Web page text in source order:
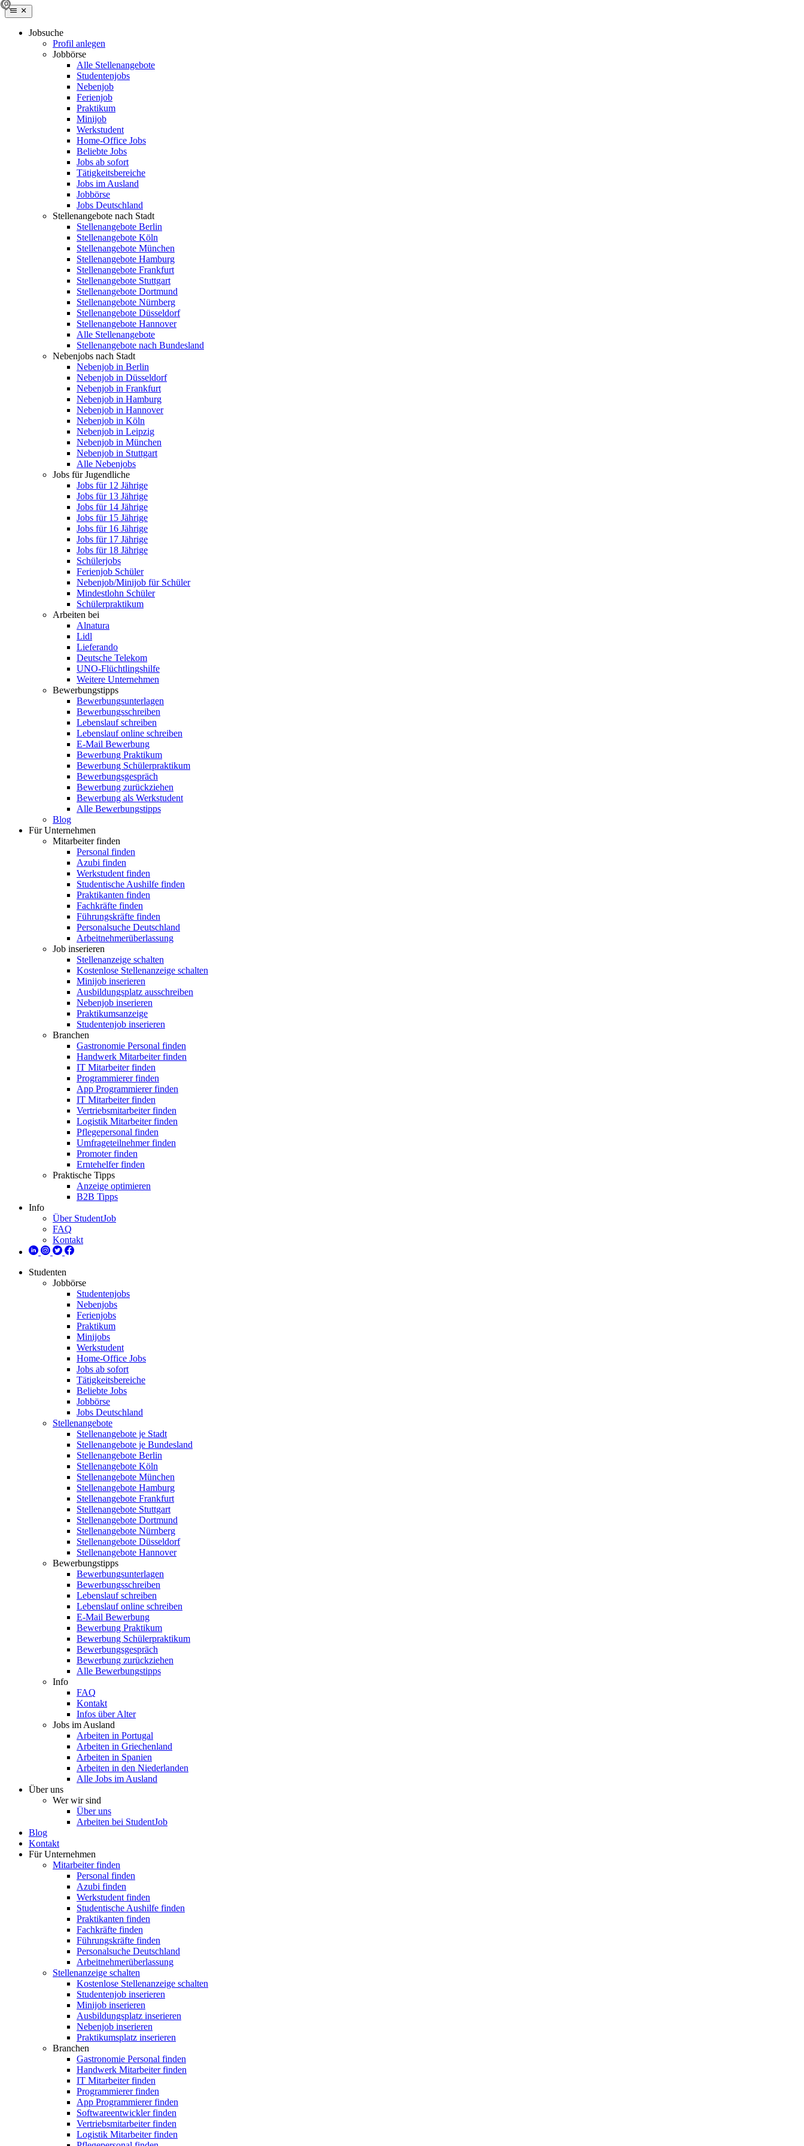
Jobsuche
Profil anlegen
Jobbörse
Alle Stellenangebote
Studentenjobs
Nebenjob
Ferienjob
Praktikum
Minijob
Werkstudent
Home-Office Jobs
Beliebte Jobs
Jobs ab sofort
Tätigkeitsbereiche
Jobs im Ausland
Jobbörse
Jobs Deutschland
Stellenangebote nach Stadt
Stellenangebote Berlin
Stellenangebote Köln
Stellenangebote München
Stellenangebote Hamburg
Stellenangebote Frankfurt
Stellenangebote Stuttgart
Stellenangebote Dortmund
Stellenangebote Nürnberg
Stellenangebote Düsseldorf
Stellenangebote Hannover
Alle Stellenangebote
Stellenangebote nach Bundesland
Nebenjobs nach Stadt
Nebenjob in Berlin
Nebenjob in Düsseldorf
Nebenjob in Frankfurt
Nebenjob in Hamburg
Nebenjob in Hannover
Nebenjob in Köln
Nebenjob in Leipzig
Nebenjob in München
Nebenjob in Stuttgart
Alle Nebenjobs
Jobs für Jugendliche
Jobs für 12 Jährige
Jobs für 13 Jährige
Jobs für 14 Jährige
Jobs für 15 Jährige
Jobs für 16 Jährige
Jobs für 17 Jährige
Jobs für 18 Jährige
Schülerjobs
Ferienjob Schüler
Nebenjob/Minijob für Schüler
Mindestlohn Schüler
Schülerpraktikum
Arbeiten bei
Alnatura
Lidl
Lieferando
Deutsche Telekom
UNO-Flüchtlingshilfe
Weitere Unternehmen
Bewerbungstipps
Bewerbungsunterlagen
Bewerbungsschreiben
Lebenslauf schreiben
Lebenslauf online schreiben
E-Mail Bewerbung
Bewerbung Praktikum
Bewerbung Schülerpraktikum
Bewerbungsgespräch
Bewerbung zurückziehen
Bewerbung als Werkstudent
Alle Bewerbungstipps
Blog
Für Unternehmen
Mitarbeiter finden
Personal finden
Azubi finden
Werkstudent finden
Studentische Aushilfe finden
Praktikanten finden
Fachkräfte finden
Führungskräfte finden
Personalsuche Deutschland
Arbeitnehmerüberlassung
Job inserieren
Stellenanzeige schalten
Kostenlose Stellenanzeige schalten
Minijob inserieren
Ausbildungsplatz ausschreiben
Nebenjob inserieren
Praktikumsanzeige
Studentenjob inserieren
Branchen
Gastronomie Personal finden
Handwerk Mitarbeiter finden
IT Mitarbeiter finden
Programmierer finden
App Programmierer finden
IT Mitarbeiter finden
Vertriebsmitarbeiter finden
Logistik Mitarbeiter finden
Pflegepersonal finden
Umfrageteilnehmer finden
Promoter finden
Erntehelfer finden
Praktische Tipps
Anzeige optimieren
B2B Tipps
Info
Über StudentJob
FAQ
Kontakt
Studenten
Jobbörse
Studentenjobs
Nebenjobs
Ferienjobs
Praktikum
Minijobs
Werkstudent
Home-Office Jobs
Jobs ab sofort
Tätigkeitsbereiche
Beliebte Jobs
Jobbörse
Jobs Deutschland
Stellenangebote
Stellenangebote je Stadt
Stellenangebote je Bundesland
Stellenangebote Berlin
Stellenangebote Köln
Stellenangebote München
Stellenangebote Hamburg
Stellenangebote Frankfurt
Stellenangebote Stuttgart
Stellenangebote Dortmund
Stellenangebote Nürnberg
Stellenangebote Düsseldorf
Stellenangebote Hannover
Bewerbungstipps
Bewerbungsunterlagen
Bewerbungsschreiben
Lebenslauf schreiben
Lebenslauf online schreiben
E-Mail Bewerbung
Bewerbung Praktikum
Bewerbung Schülerpraktikum
Bewerbungsgespräch
Bewerbung zurückziehen
Alle Bewerbungstipps
Info
FAQ
Kontakt
Infos über Alter
Jobs im Ausland
Arbeiten in Portugal
Arbeiten in Griechenland
Arbeiten in Spanien
Arbeiten in den Niederlanden
Alle Jobs im Ausland
Über uns
Wer wir sind
Über uns
Arbeiten bei StudentJob
Blog
Kontakt
Für Unternehmen
Mitarbeiter finden
Personal finden
Azubi finden
Werkstudent finden
Studentische Aushilfe finden
Praktikanten finden
Fachkräfte finden
Führungskräfte finden
Personalsuche Deutschland
Arbeitnehmerüberlassung
Stellenanzeige schalten
Kostenlose Stellenanzeige schalten
Studentenjob inserieren
Minijob inserieren
Ausbildungsplatz inserieren
Nebenjob inserieren
Praktikumsplatz inserieren
Branchen
Gastronomie Personal finden
Handwerk Mitarbeiter finden
IT Mitarbeiter finden
Programmierer finden
App Programmierer finden
Softwareentwickler finden
Vertriebsmitarbeiter finden
Logistik Mitarbeiter finden